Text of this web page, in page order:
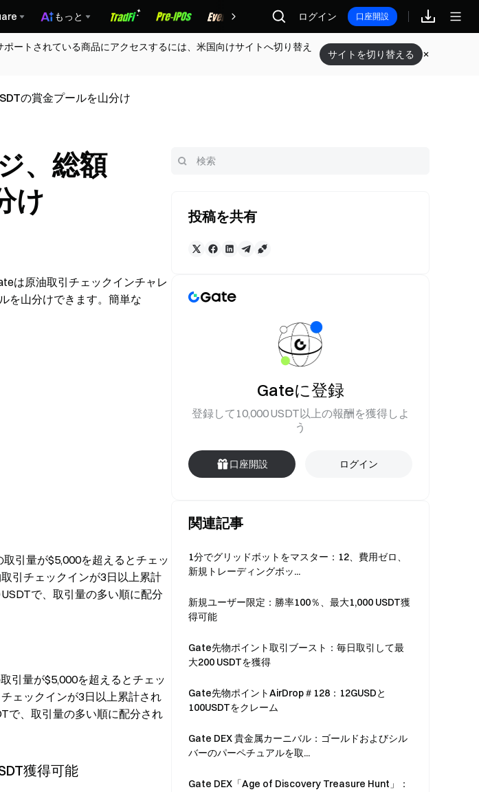
もっと 報酬 ログイン 口座開設
ートされている商品にアクセスするには、米国向けサイトへ切り替え
サイトを切り替える
の賞金プールを山分け
、総額
け
は原油取引チェックインチャレ
を山分けできます。簡単な
引量が$5,000を超えるとチェッ
引チェックインが3日以上累計
で、取引量の多い順に配分
引量が$5,000を超えるとチェッ
ェックインが3日以上累計され
で、取引量の多い順に配分され
獲得可能
投稿を共有
Gateに登録
登録して10,000 USDT以上の報酬を獲得しよ
う
口座開設 ログイン
関連記事
1分でグリッドボットをマスター：12、費用ゼロ、
新規トレーディングボッ...
新規ユーザー限定：勝率100％、最大1,000 USDT獲
得可能
Gate先物ポイント取引ブースト：毎日取引して最
大200 USDTを獲得
Gate先物ポイントAirDrop＃128：12GUSDと
100USDTをクレーム
Gate DEX 貴金属カーニバル：ゴールドおよびシル
バーのパーペチュアルを取...
Gate DEX「Age of Discovery Treasure Hunt」：